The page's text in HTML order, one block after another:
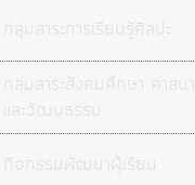
กลุ่มสาระการเรียนรู้ศิลปะ
กลุ่มสาระสังคมศึกษา ศาสนา
และวัฒนธรรม
กิจกรรมพัฒนาผู้เรียน